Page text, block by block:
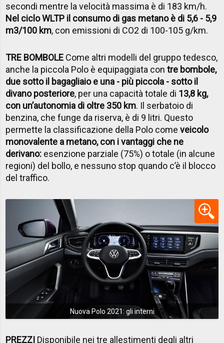
secondi mentre la velocità massima è di 183 km/h.
Nel ciclo WLTP il consumo di gas metano è di 5,6 - 5,9
m3/100 km, con emissioni di CO2 di 100-105 g/km.
TRE BOMBOLE Come altri modelli del gruppo tedesco,
anche la piccola Polo è equipaggiata contre bombole,
due sotto il bagagliaio e una - più piccola - sotto il
divano posteriore, per una capacità totale di 13,8 kg,
con un’autonomia di oltre 350 km. Il serbatoio di
benzina, che funge da riserva, è di 9 litri. Questo
permette la classificazione della Polo comeveicolo
monovalente a metano, con i vantaggi che ne
derivano: esenzione parziale (75%) o totale (in alcune
regioni) del bollo, e nessuno stop quando c’è il blocco
del traffico.
Nuova Polo 2021: gli interni
PREZZI Disponibile nei tre allestimenti degli altri